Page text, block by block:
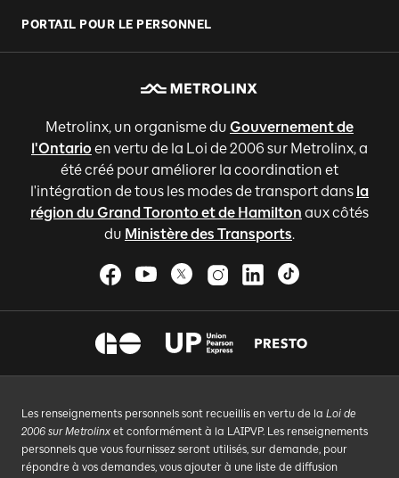
PORTAIL POUR LE PERSONNEL
Metrolinx, un organisme du Gouvernement de
l'Ontario en vertu de la Loi de 2006 sur Metrolinx, a
été créé pour améliorer la coordination et
l'intégration de tous les modes de transport dans la
région du Grand Toronto et de Hamilton aux côtés
du Ministère des Transports.
Les renseignements personnels sont recueillis en vertu de la Loi de
2006 sur Metrolinx et conformément à la LAIPVP. Les renseignements
personnels que vous fournissez seront utilisés, sur demande, pour
répondre à vos demandes, vous ajouter à une liste de diffusion